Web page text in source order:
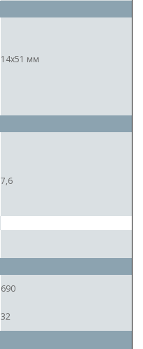
14x51 мм
7,6
690
32